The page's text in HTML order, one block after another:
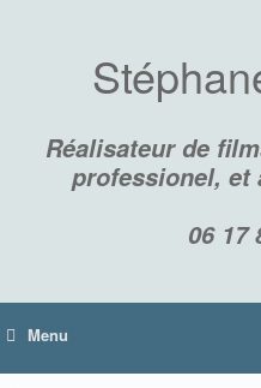
Réalisateur de
professionel, et
06 17
Menu